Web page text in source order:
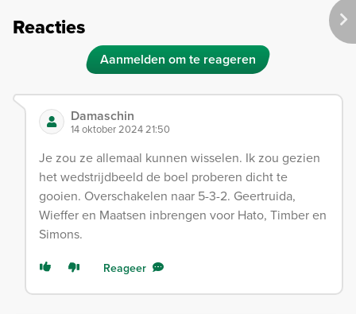
Reacties
Aanmelden om te reageren
Damaschin
14 oktober 2024 21:50
Je zou ze allemaal kunnen wisselen. Ik zou gezien
het wedstrijdbeeld de boel proberen dicht te
gooien. Overschakelen naar 5-3-2. Geertruida,
Wieffer en Maatsen inbrengen voor Hato, Timber en
Simons.
Reageer